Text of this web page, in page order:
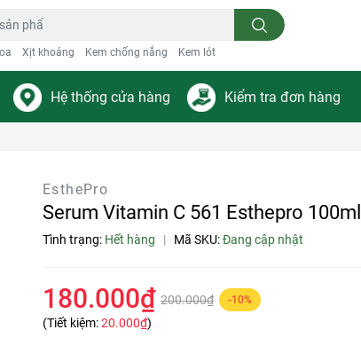
Xịt khoáng Kem chống nắng Kem lót
Hệ thống cửa hàng Kiểm tra đơn hàng
EsthePro
Serum Vitamin C 561 Esthepro 100ml
Tình trạng: Hết hàng | Mã SKU:Đang cập nhật
180.000₫ 200.000₫ -10%
(Tiết kiệm:20.000₫)